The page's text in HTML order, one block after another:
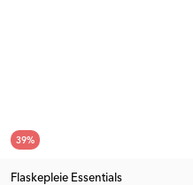
39%
Flaskepleie Essentials